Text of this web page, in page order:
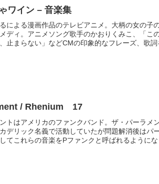
ワイン – 音楽集
による漫画作品のテレビアニメ。大柄の女の子
ディ。アニメソング歌手のかおりくみこ、「こ
止まらない」などCMの印象的なフレーズ、歌
/ Rhenium 17
トはアメリカのファンクバンド。ザ・パーラメ
デリック名義で活動していたが問題解消後はパ
てこれらの音楽をPファンクと呼ばれるように